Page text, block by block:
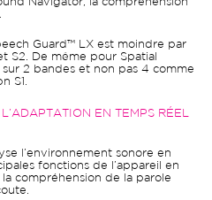
Navigator, la compréhension
Guard™ LX est moindre par
S2. De même pour Spatial
2 bandes et non pas 4 comme
S1.
EN TEMPS RÉEL
l’environnement sonore en
fonctions de l’appareil en
compréhension de la parole